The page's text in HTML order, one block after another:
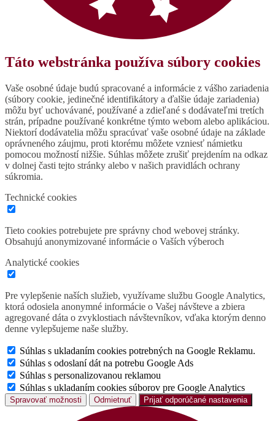
Táto webstránka používa súbory cookies
Vaše osobné údaje budú spracované a informácie z vášho zariadenia
(súbory cookie, jedinečné identifikátory a ďalšie údaje zariadenia)
môžu byť uchovávané, používané a zdieľané s dodávateľmi tretích
strán, prípadne používané konkrétne týmto webom alebo aplikáciou.
Niektorí dodávatelia môžu spracúvať vaše osobné údaje na základe
oprávneného záujmu, proti ktorému môžete vzniesť námietku
pomocou možností nižšie. Súhlas môžete zrušiť prejdením na odkaz
v dolnej časti tejto stránky alebo v našich pravidlách ochrany
súkromia.
Technické cookies
Tieto cookies potrebujete pre správny chod webovej stránky.
Obsahujú anonymizované informácie o Vaších výberoch
Analytické cookies
Pre vylepšenie naších služieb, využívame službu Google Analytics,
ktorá odosiela anonymné informácie o Vašej návšteve a zbiera
agregované dáta o zvyklostiach návštevníkov, vďaka ktorým denno
denne vylepšujeme naše služby.
Súhlas s ukladaním cookies potrebných na Google Reklamu.
Súhlas s odoslaní dát na potrebu Google Ads
Súhlas s personalizovanou reklamou
Súhlas s ukladaním cookies súborov pre Google Analytics
Spravovať možnosti Odmietnuť Prijať odporúčané nastavenia